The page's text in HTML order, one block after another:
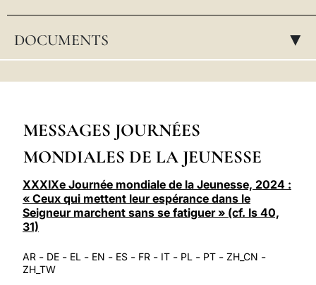
العربيّة
DOCUMENTS ▸
MESSAGES JOURNÉES
MONDIALES DE LA JEUNESSE
XXXIXe Journée mondiale de la Jeunesse, 2024 :
« Ceux qui mettent leur espérance dans le
Seigneur marchent sans se fatiguer » (cf. Is 40,
31)
AR - DE - EL - EN - ES - FR - IT - PL - PT - ZH_CN -
ZH_TW